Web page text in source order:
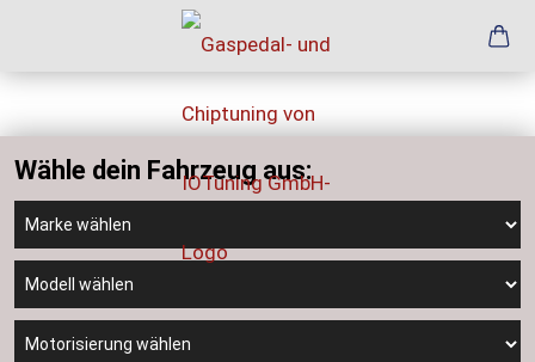
Wähle dein Fahrzeug aus: